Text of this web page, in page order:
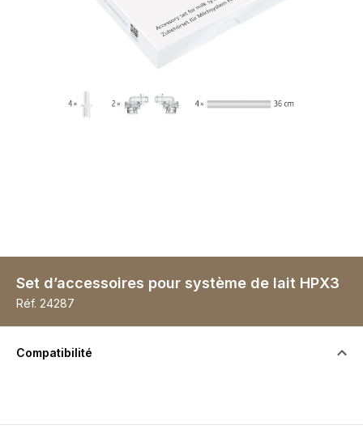
Set d’accessoires pour système de lait HPX3
Réf. 24287
Compatibilité